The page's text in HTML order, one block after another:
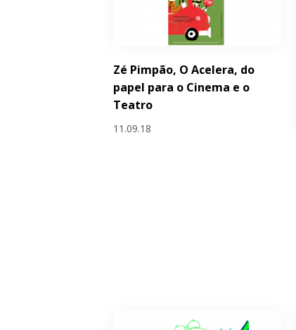
Zé Pimpão, O Acelera, do
papel para o Cinema e o
Teatro
11.09.18